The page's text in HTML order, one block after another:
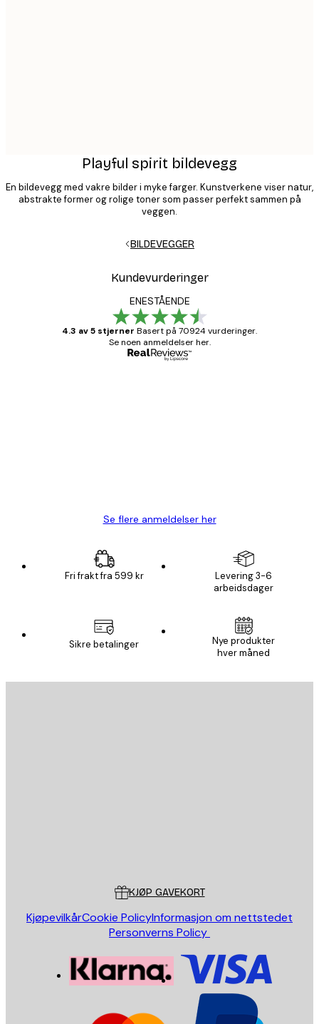
Playful spirit bildevegg
En bildevegg med vakre bilder i myke farger. Kunstverkene viser natur,
abstrakte former og rolige toner som passer perfekt sammen på
veggen.
BILDEVEGGER
Kundevurderinger
ENESTÅENDE
4.3 av 5 stjerner Basert på 70924 vurderinger.
Se noen anmeldelser her.
Se flere anmeldelser her
Fri frakt fra 599 kr
Levering 3-6
arbeidsdager
Sikre betalinger
Nye produkter
hver måned
KJØP GAVEKORT
KjøpevilkårCookie PolicyInformasjon om nettstedet
Personverns Policy